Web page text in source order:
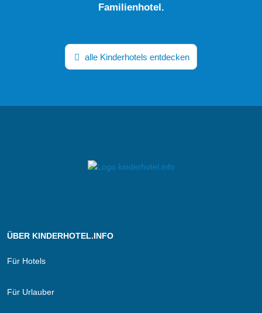
Familienhotel.
alle Kinderhotels entdecken
ÜBER KINDERHOTEL.INFO
Für Hotels
Für Urlauber